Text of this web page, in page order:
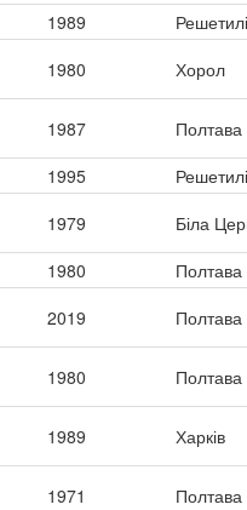
1989
1980 Хорол
1987
Полтава
1995
1979
Біла
1980
Полтава
2019 Полтава
1980 Полтава
1989 Харків
1971 Полтава